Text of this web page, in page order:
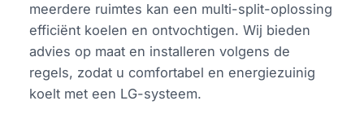
meerdere ruimtes kan een multi-split-oplossing
efficiënt koelen en ontvochtigen. Wij bieden
advies op maat en installeren volgens de
regels, zodat u comfortabel en energiezuinig
koelt met een LG-systeem.